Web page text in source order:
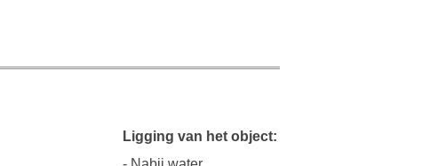
Ligging van het object: